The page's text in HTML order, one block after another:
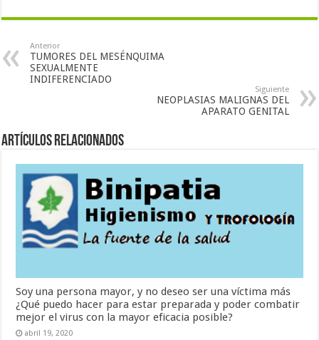
Anterior
TUMORES DEL MESÉNQUIMA
SEXUALMENTE
INDIFERENCIADO
Siguiente
NEOPLASIAS MALIGNAS DEL
APARATO GENITAL
Artículos Relacionados
Soy una persona mayor, y no deseo ser una víctima más
¿Qué puedo hacer para estar preparada y poder combatir
mejor el virus con la mayor eficacia posible?
abril 19, 2020